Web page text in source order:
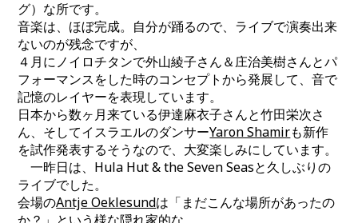
グ）な所です。
音楽は、ほぼ完成。自分が踊るので、ライブで演奏出来
ないのが残念ですが、
４月にノイロチタンで外山綾子さん＆庄治美樹さんとパ
フォーマンスをした時のコンセプトから発展して、音で
記憶のレイヤーを表現しています。
日本から数ヶ月来ている伊達麻衣子さんと竹田栄次さ
ん、そしてイスラエルのダンサーYaron Shamirも新作
を試作発表するそうなので、大変楽しみにしています。
一昨日は、Hula Hut & the Seven Seasと久しぶりの
ライブでした。
会場のAntje Oeklesundは「まだこんな場所があったの